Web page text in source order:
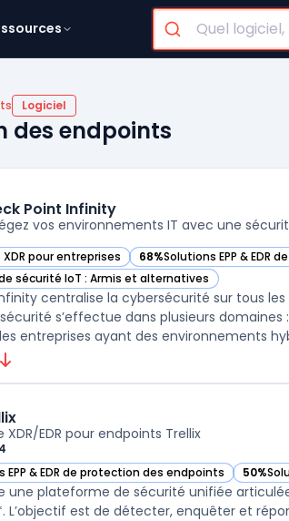
Logiciel
des endpoints
Point Infinity
vos environnements IT avec une
pour entreprises
Infinity dans cette catégorie
68%Solutions EPP & EDR
— voir Check Point
sécurité IoT : Armis et alternatives
Infinity dans cette catégorie
centralise la cybersécurité sur tous
s’effectue dans plusieurs
entreprises ayant des environnements
XDR/EDR pour endpoints Trellix
EPP & EDR de protection des endpoints
cette catégorie 50%
— voir
une plateforme de sécurité unifiée
L’objectif est de détecter, enquêter et